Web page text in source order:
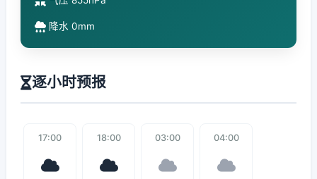
降水 0mm
逐小时预报
17:00 18:00 03:00 04:00